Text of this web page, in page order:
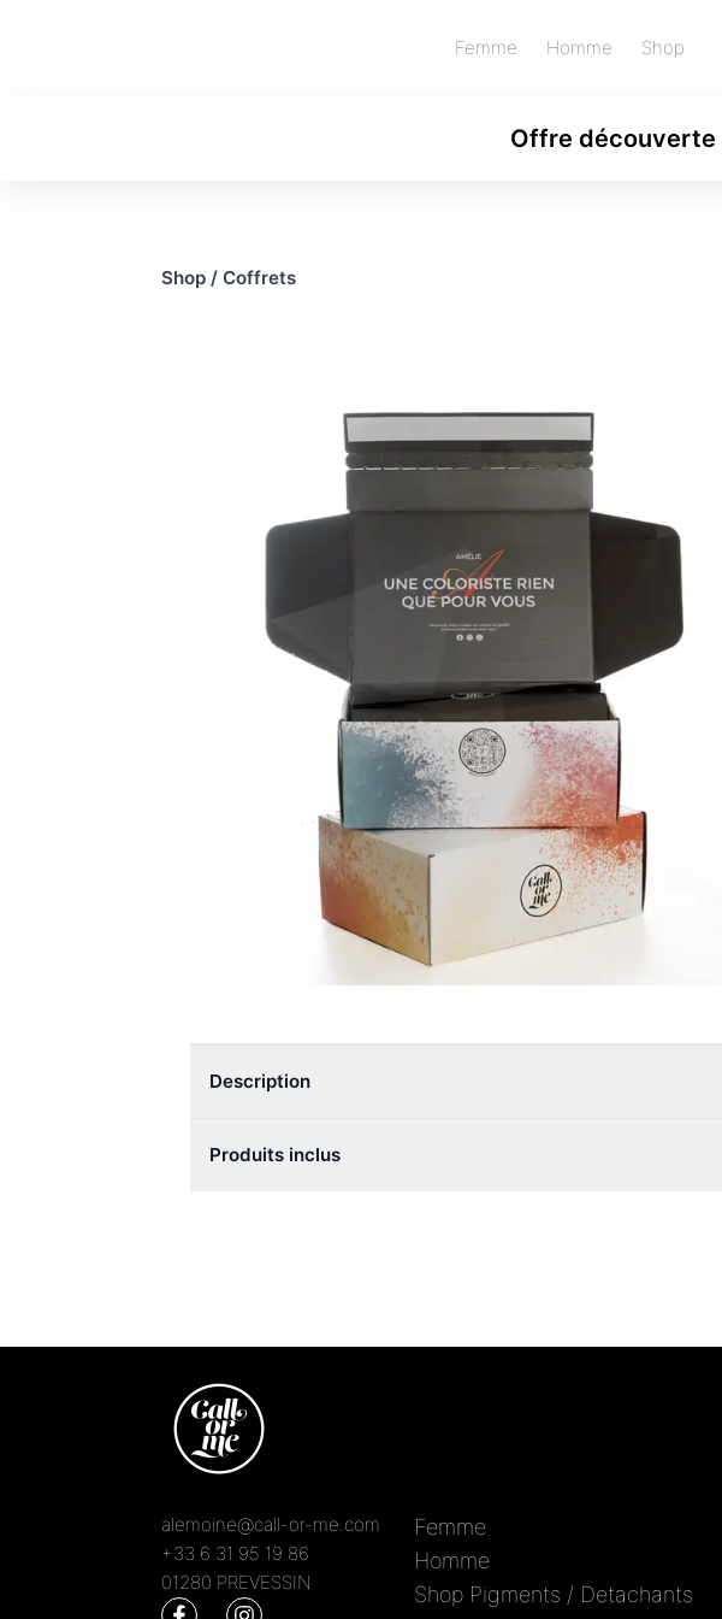
Femme Homme Shop
Offre découverte
Shop/ Coffrets
Description
Produits inclus
alemoine@call-or-me.com
+33 6 31 95 19 86
01280 PREVESSIN
Femme
Homme
Shop Pigments / Detachants